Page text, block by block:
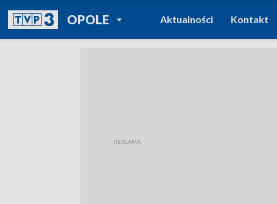
OPOLEPOWRÓT DO
TVP REGIONY
Aktualności Kontakt